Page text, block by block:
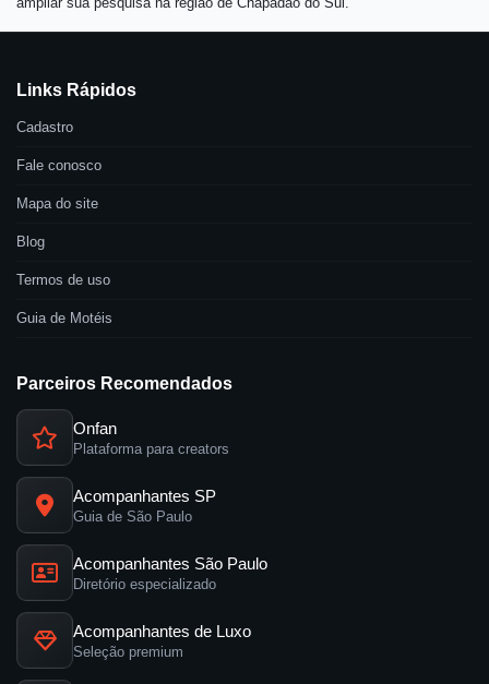
Links Rápidos
Cadastro
Fale conosco
Mapa do site
Blog
Termos de uso
Guia de Motéis
Parceiros Recomendados
Onfan
Plataforma para creators
Acompanhantes SP
Guia de São Paulo
Acompanhantes São Paulo
Diretório especializado
Acompanhantes de Luxo
Seleção premium